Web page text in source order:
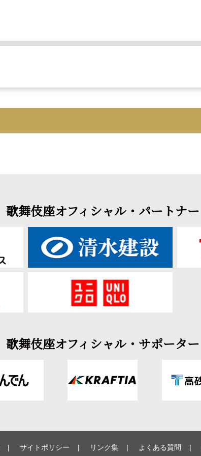
歌舞伎座オフィシャル・パートナー
歌舞伎座オフィシャル・サポーター
サイトポリシー リンク集 よくある質問